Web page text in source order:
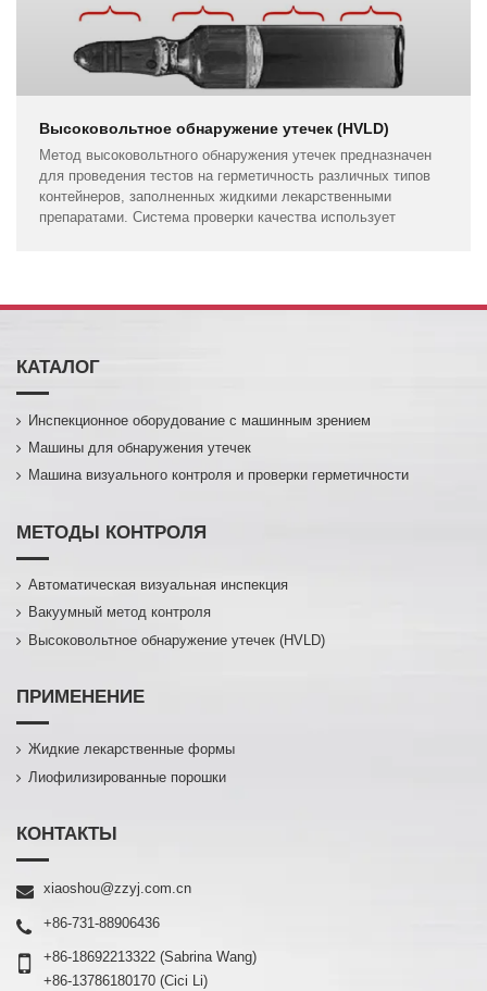
Высоковольтное обнаружение утечек (HVLD)
Метод высоковольтного обнаружения утечек предназначен
для проведения тестов на герметичность различных типов
контейнеров, заполненных жидкими лекарственными
препаратами. Система проверки качества использует
КАТАЛОГ
Инспекционное оборудование с машинным зрением
Машины для обнаружения утечек
Машина визуального контроля и проверки герметичности
МЕТОДЫ КОНТРОЛЯ
Автоматическая визуальная инспекция
Вакуумный метод контроля
Высоковольтное обнаружение утечек (HVLD)
ПРИМЕНЕНИЕ
Жидкие лекарственные формы
Лиофилизированные порошки
КОНТАКТЫ
xiaoshou@zzyj.com.cn
+86-731-88906436
+86-18692213322 (Sabrina Wang)
+86-13786180170 (Cici Li)